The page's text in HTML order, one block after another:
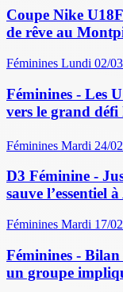
Coupe Nike
de rêve au
Féminines Lundi 02/
Féminines - Les
vers le grand défi
Féminines Mardi 24/
D3 Féminine -
sauve l’essentiel
Féminines Mardi 17/
Féminines -
un groupe